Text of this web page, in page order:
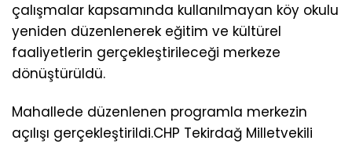
çalışmalar kapsamında kullanılmayan köy okulu
yeniden düzenlenerek eğitim ve kültürel
faaliyetlerin gerçekleştirileceği merkeze
dönüştürüldü.
Mahallede düzenlenen programla merkezin
açılışı gerçekleştirildi.CHP Tekirdağ Milletvekili